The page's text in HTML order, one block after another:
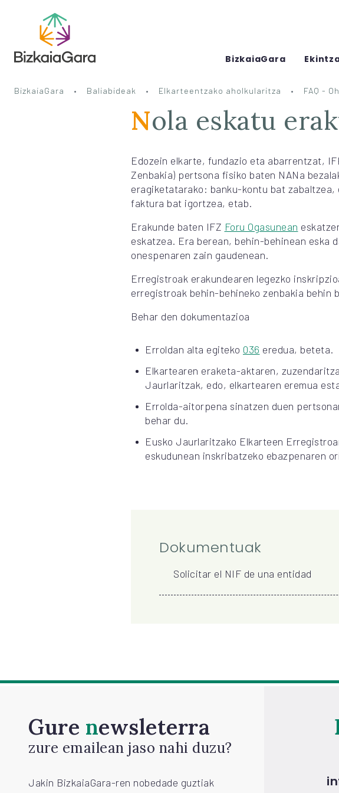
BizkaiaGara
BizkaiaGara Baliabideak Elkarteentzako aholkularitza FAQ -
Nola eskatu
Edozein elkarte, fundazio eta abarrentzat,
Zenbakia) pertsona fisiko baten NANa
eragiketatarako: banku-kontu bat
faktura bat igortzea, etab.
Erakunde baten IFZ Foru Ogasunean
eskatzea. Era berean, behin-behinean eska
onespenaren zain gaudenean.
Erregistroak erakundearen legezko
erregistroak behin-behineko zenbakia behin
Behar den dokumentazioa
Erroldan alta egiteko 036 eredua, beteta.
Elkartearen eraketa-aktaren,
Jaurlaritzak, edo, elkartearen eremua
Errolda-aitorpena sinatzen duen
behar du.
Eusko Jaurlaritzako Elkarteen
eskudunean inskribatzeko ebazpenaren
Dokumentuak
Solicitar el NIF de una entidad
Gure newsleterra
zure emailean jaso nahi duzu?
Jakin BizkaiaGara-ren nobedade guztiak